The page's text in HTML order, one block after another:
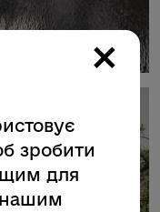
×
зробити
для